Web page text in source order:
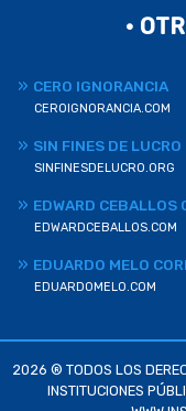
•
CERO IGNORANCIA
CEROIGNORANCIA.COM
SIN FINES DE LUCRO
SINFINESDELUCRO.ORG
EDWARD CEBALLOS
EDWARDCEBALLOS.COM
EDUARDO MELO
EDUARDOMELO.COM
2026 ® TODOS LOS
INSTITUCIONES